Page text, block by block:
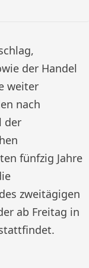
der Handel
weiter
nach
der
fünfzig Jahre
zweitägigen
ab Freitag in